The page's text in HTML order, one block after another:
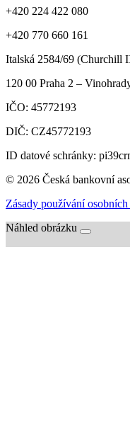
+420 224 422 080
+420 770 660 161
Italská 2584/69 (Churchill
120 00 Praha 2 –
IČO: 45772193
DIČ: CZ45772193
ID datové schránky:
© 2026 Česká bankovní
Zásady používání osobních
Náhled obrázku